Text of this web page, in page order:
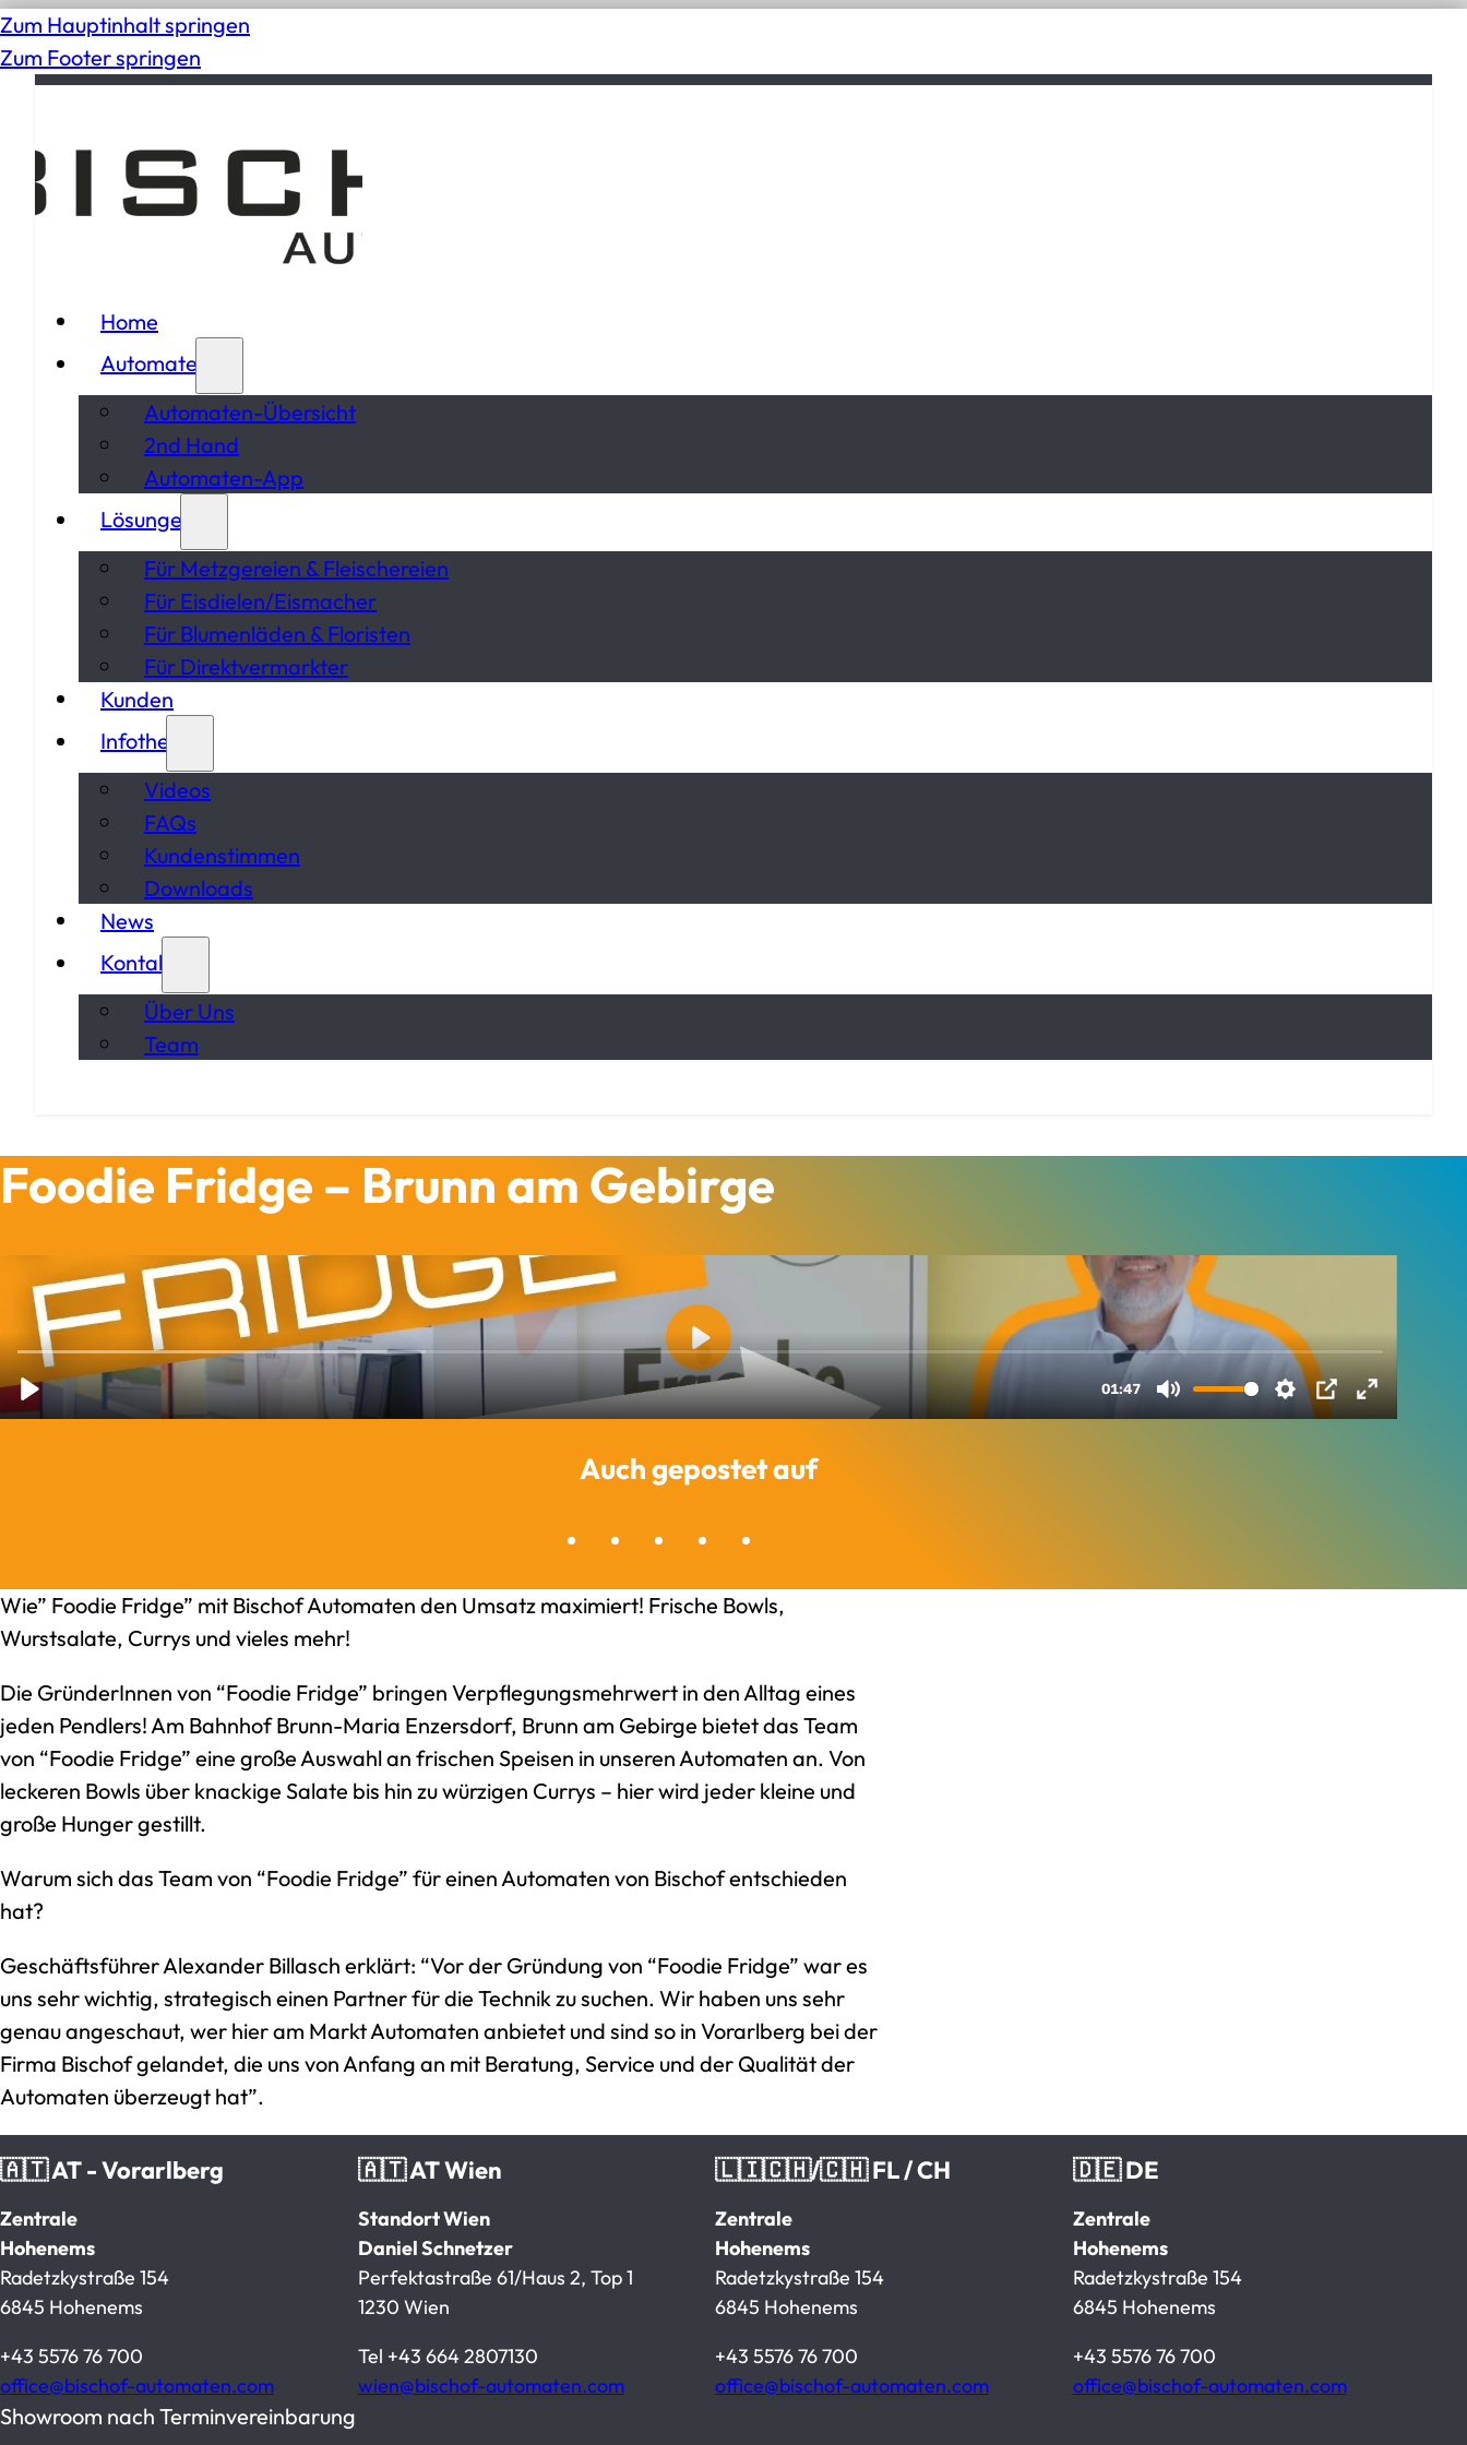
Zum Hauptinhalt springen
Zum Footer springen
Home
Automaten
Automaten-Übersicht
2nd Hand
Automaten-App
Lösungen
Für Metzgereien & Fleischereien
Für Eisdielen/Eismacher
Für Blumenläden & Floristen
Für Direktvermarkter
Kunden
Infothek
Videos
FAQs
Kundenstimmen
Downloads
News
Kontakt
Über Uns
Team
Foodie Fridge – Brunn am Gebirge
Auch gepostet auf
Wie” Foodie Fridge” mit Bischof Automaten den Umsatz maximiert! Frische Bowls,
Wurstsalate, Currys und vieles mehr!
Die GründerInnen von “Foodie Fridge” bringen Verpflegungsmehrwert in den Alltag eines
jeden Pendlers! Am Bahnhof Brunn-Maria Enzersdorf, Brunn am Gebirge bietet das Team
von “Foodie Fridge” eine große Auswahl an frischen Speisen in unseren Automaten an. Von
leckeren Bowls über knackige Salate bis hin zu würzigen Currys – hier wird jeder kleine und
große Hunger gestillt.
Warum sich das Team von “Foodie Fridge” für einen Automaten von Bischof entschieden
hat?
Geschäftsführer Alexander Billasch erklärt: “Vor der Gründung von “Foodie Fridge” war es
uns sehr wichtig, strategisch einen Partner für die Technik zu suchen. Wir haben uns sehr
genau angeschaut, wer hier am Markt Automaten anbietet und sind so in Vorarlberg bei der
Firma Bischof gelandet, die uns von Anfang an mit Beratung, Service und der Qualität der
Automaten überzeugt hat”.
🇦🇹 AT - Vorarlberg
Zentrale
Hohenems
Radetzkystraße 154
6845 Hohenems
+43 5576 76 700
office@bischof-automaten.com
🇦🇹 AT Wien
Standort Wien
Daniel Schnetzer
Perfektastraße 61/Haus 2, Top 1
1230 Wien
Tel +43 664 2807130
wien@bischof-automaten.com
🇱🇮🇨🇭/🇨🇭 FL / CH
Zentrale
Hohenems
Radetzkystraße 154
6845 Hohenems
+43 5576 76 700
office@bischof-automaten.com
🇩🇪 DE
Zentrale
Hohenems
Radetzkystraße 154
6845 Hohenems
+43 5576 76 700
office@bischof-automaten.com
Showroom nach Terminvereinbarung